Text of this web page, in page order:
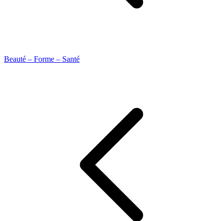
Beauté – Forme – Santé